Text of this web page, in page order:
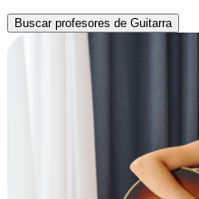
Buscar profesores de Guitarra